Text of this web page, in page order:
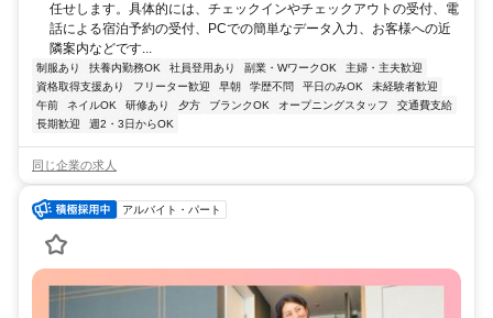
任せします。具体的には、チェックインやチェックアウトの受付、電
話による宿泊予約の受付、PCでの簡単なデータ入力、お客様への近
隣案内などです...
制服あり 扶養内勤務OK 社員登用あり 副業・WワークOK
主婦・主夫歓迎
資格取得支援あり
フリーター歓迎 早朝 学歴不問 平日のみOK
未経験者歓迎
午前
ネイルOK 研修あり 夕方 ブランクOK オープニングスタッフ
交通費支給
長期歓迎
週2・3日からOK
同じ企業の求人
アルバイト・パート